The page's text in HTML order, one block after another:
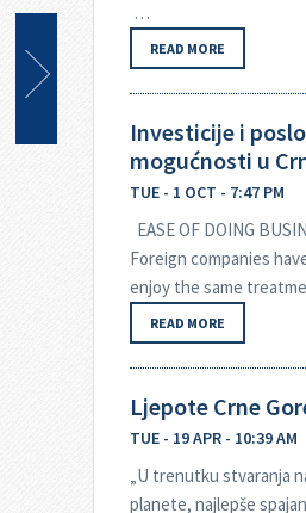
…
READ MORE
Investicije i
mogućnosti u
TUE - 1 OCT - 7:47 PM
EASE OF DOING
Foreign companies
enjoy the same
READ MORE
Ljepote Crne
TUE - 19 APR - 10:39 AM
„U trenutku stvaranja
planete, najlepše